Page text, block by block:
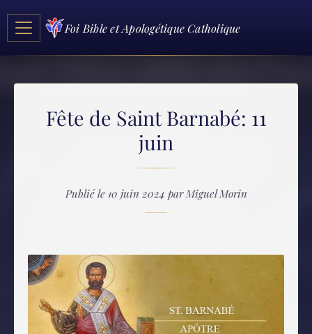
Foi Bible et Apologétique Catholique
Fête de Saint Barnabé: 11
juin
Publié le 10 juin 2024 par Miguel Morin